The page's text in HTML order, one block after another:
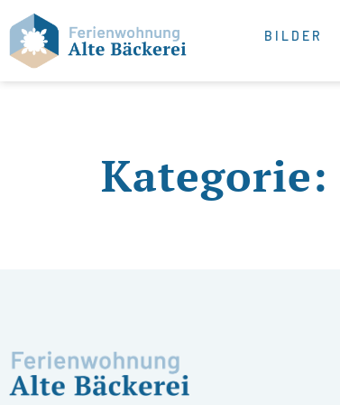
BILDER
Kategorie: